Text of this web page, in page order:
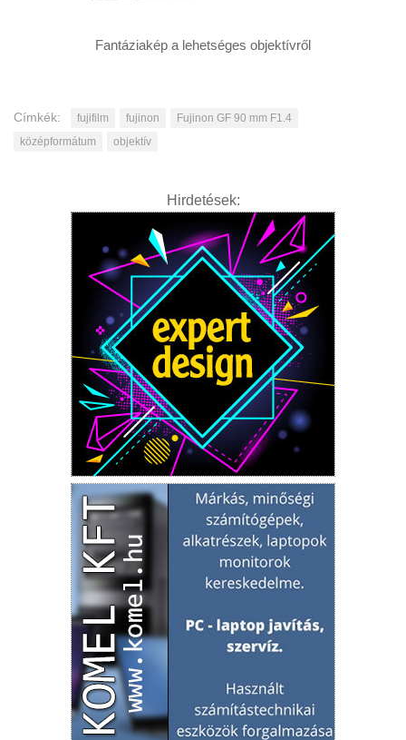
Fantáziakép a lehetséges objektívről
Címkék: fujifilm fujinon
Fujinon GF 90 mm F1.4
középformátum
objektív
Hirdetések: